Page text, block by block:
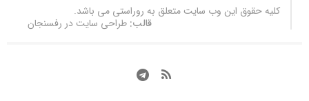
کلیه حقوق این وب سایت متعلق به روراستی می باشد.
قالب: طراحی سایت در رفسنجان